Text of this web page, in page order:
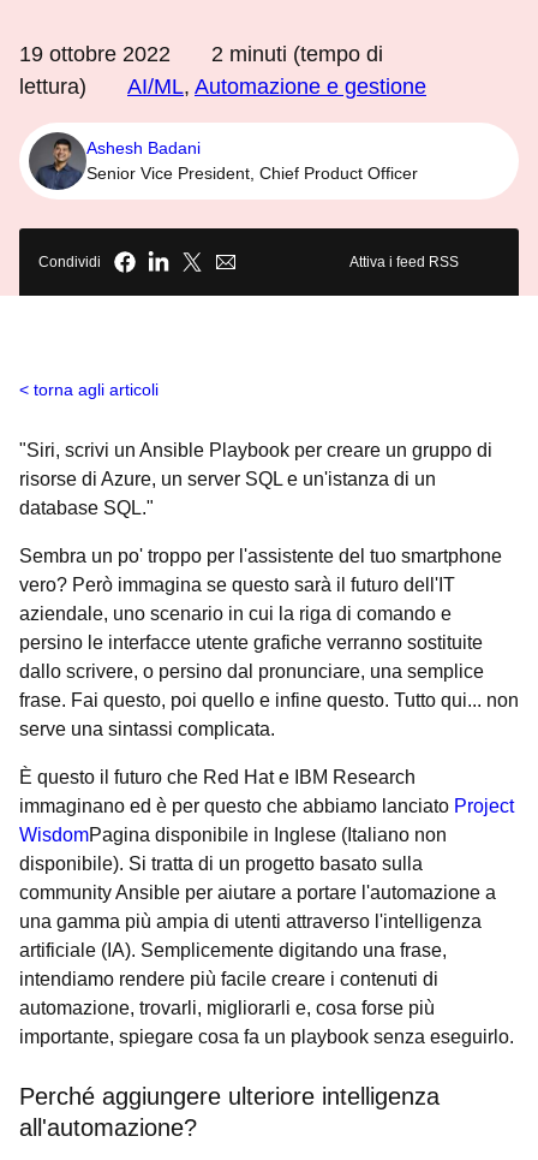
19 ottobre 2022 2 minuti (tempo di
lettura)
AI/ML, Automazione e gestione
Ashesh Badani
Senior Vice President, Chief Product Officer
Condividi Attiva i feed RSS
torna agli articoli
"Siri, scrivi un Ansible Playbook per creare un gruppo di
risorse di Azure, un server SQL e un'istanza di un
database SQL."
Sembra un po' troppo per l'assistente del tuo smartphone
vero? Però immagina se questo sarà il futuro dell'IT
aziendale, uno scenario in cui la riga di comando e
persino le interfacce utente grafiche verranno sostituite
dallo scrivere, o persino dal pronunciare, una semplice
frase. Fai questo, poi quello e infine questo. Tutto qui... non
serve una sintassi complicata.
È questo il futuro che Red Hat e IBM Research
immaginano ed è per questo che abbiamo lanciato Project
WisdomPagina disponibile in Inglese (Italiano non
disponibile). Si tratta di un progetto basato sulla
community Ansible per aiutare a portare l'automazione a
una gamma più ampia di utenti attraverso l'intelligenza
artificiale (IA). Semplicemente digitando una frase,
intendiamo rendere più facile creare i contenuti di
automazione, trovarli, migliorarli e, cosa forse più
importante, spiegare cosa fa un playbook senza eseguirlo.
Perché aggiungere ulteriore intelligenza
all'automazione?